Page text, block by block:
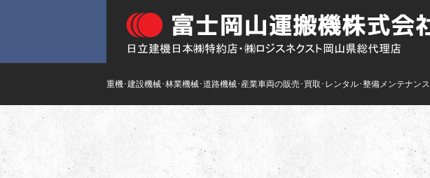
重機･建設機械･林業機械･道路機械･産業車両の販売･買取･レンタル･整備メンテナンス